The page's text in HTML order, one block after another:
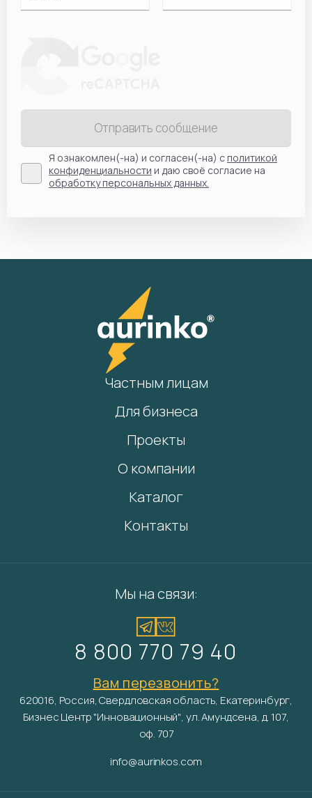
Отправить сообщение
Я ознакомлен(-на) и согласен(-на) сполитикой
конфиденциальности и даю своё согласие на
обработку персональных данных.
Частным лицам
Для бизнеса
Проекты
О компании
Каталог
Контакты
Мы на связи:
8 800 770 79 40
Вам перезвонить?
620016, Россия, Свердловская область, Екатеринбург,
Бизнес Центр "Инновационный", ул. Амундсена, д. 107,
оф. 707
info@aurinkos.com